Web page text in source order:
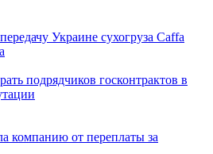
Украине сухогруза Caffa
подрядчиков госконтрактов в
компанию от переплаты за